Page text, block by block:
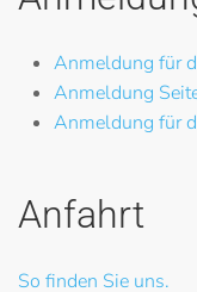
Anmeldung für
Anmeldung
Anmeldung für
Anfahrt
So finden Sie uns.